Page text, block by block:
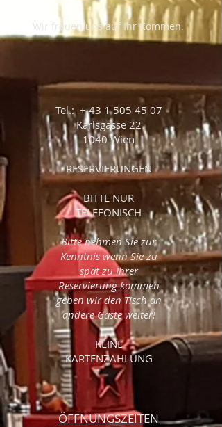
Wir freuen uns auf Ihr Kommen.
Tel.: +43 1 505 45 07
Karlsgasse 22
1040 Wien
RESERVIERUNGEN
BITTE NUR
TELEFONISCH
Bitte nehmen Sie zur
Kenntnis wenn Sie zu
spät zu Ihrer
Reservierung kommen
geben wir den Tisch an
andere Gäste weiter!
KEINE
KARTENZAHLUNG
ÖFFNUNGSZEITEN